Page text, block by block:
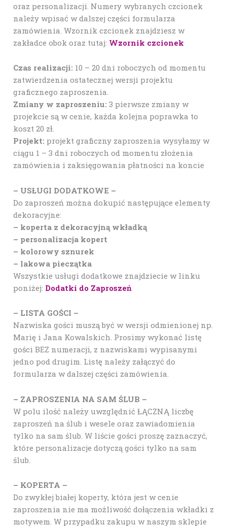
oraz personalizacji. Numery wybranych czcionek
należy wpisać w dalszej części formularza
zamówienia. Wzornik czcionek znajdziesz w
zakładce obok oraz tutaj: Wzornik czcionek
Czas realizacji: 10 – 20 dni roboczych od momentu
zatwierdzenia ostatecznej wersji projektu
graficznego zaproszenia.
Zmiany w zaproszeniu: 3 pierwsze zmiany w
projekcie są w cenie, każda kolejna poprawka to
koszt 20 zł.
Projekt: projekt graficzny zaproszenia wysyłamy w
ciągu 1 – 3 dni roboczych od momentu złożenia
zamówienia i zaksięgowania płatności na koncie
– USŁUGI DODATKOWE –
Do zaproszeń można dokupić następujące elementy
dekoracyjne:
– koperta z dekoracyjną wkładką
– personalizacja kopert
– kolorowy sznurek
– lakowa pieczątka
Wszystkie usługi dodatkowe znajdziecie w linku
poniżej: Dodatki do Zaproszeń
– LISTA GOŚCI –
Nazwiska gości muszą być w wersji odmienionej np.
Marię i Jana Kowalskich. Prosimy wykonać listę
gości BEZ numeracji, z nazwiskami wypisanymi
jedno pod drugim. Listę należy załączyć do
formularza w dalszej części zamówienia.
– ZAPROSZENIA NA SAM ŚLUB –
W polu ilość należy uwzględnić ŁĄCZNĄ liczbę
zaproszeń na ślub i wesele oraz zawiadomienia
tylko na sam ślub. W liście gości proszę zaznaczyć,
które personalizacje dotyczą gości tylko na sam
ślub.
– KOPERTA –
Do zwykłej białej koperty, która jest w cenie
zaproszenia nie ma możliwość dołączenia wkładki z
motywem. W przypadku zakupu w naszym sklepie